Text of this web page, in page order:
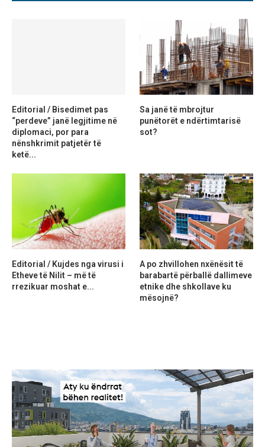
Editorial / Bisedimet pas
“perdeve” janë legjitime në
diplomaci, por para
nënshkrimit patjetër të
ketë...
Sa janë të mbrojtur
punëtorët e ndërtimtarisë
sot?
Editorial / Kujdes nga virusi i
Etheve të Nilit – më të
rrezikuar moshat e...
A po zhvillohen nxënësit të
barabartë përballë dallimeve
etnike dhe shkollave ku
mësojnë?